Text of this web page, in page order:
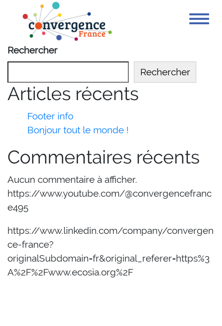
Rechercher
Rechercher
Articles récents
Footer info
Bonjour tout le monde !
Commentaires récents
Aucun commentaire à afficher.
https://www.youtube.com/@convergencefranc
e495
https://www.linkedin.com/company/convergen
ce-france?
originalSubdomain=fr&original_referer=https%3
A%2F%2Fwww.ecosia.org%2F
Cookies management panel